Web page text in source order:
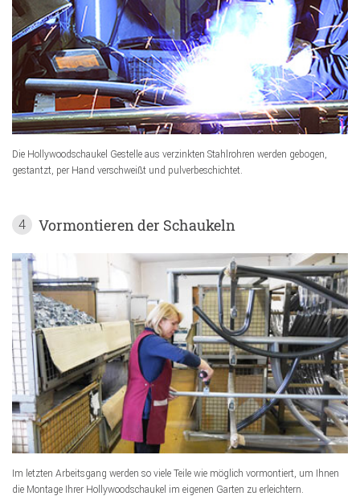
Die Hollywoodschaukel Gestelle aus verzinkten Stahlrohren werden gebogen,
gestantzt, per Hand verschweißt und pulverbeschichtet.
4 Vormontieren der Schaukeln
Im letzten Arbeitsgang werden so viele Teile wie möglich vormontiert, um Ihnen
die Montage Ihrer Hollywoodschaukel im eigenen Garten zu erleichtern.